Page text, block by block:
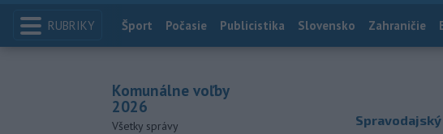
RUBRIKY Index
Šport Počasie Publicistika Slovensko Zahraničie
Komunálne voľby
2026
Všetky správy